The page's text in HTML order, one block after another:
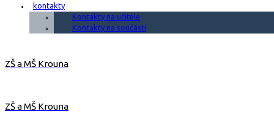
kontakty
Kontakty na učitele
Kontakty na součásti
ZŠ a MŠ Krouna
ZŠ a MŠ Krouna